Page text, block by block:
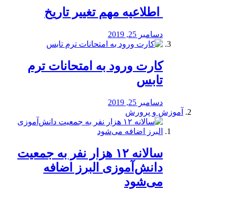
️ اطلاعیه مهم تغییر تاریخ
دسامبر 25, 2019
کارت ورود به امتحانات ترم
تابس
دسامبر 25, 2019
آموزش و پرورش
️سالانه ۱۲ هزار نفر به جمعیت
دانش‌آموزی البرز اضافه
می‌شود